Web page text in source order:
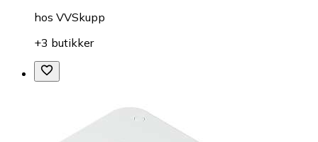
hos VVSkupp
+3 butikker